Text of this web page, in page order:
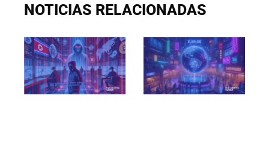
NOTICIAS RELACIONADAS